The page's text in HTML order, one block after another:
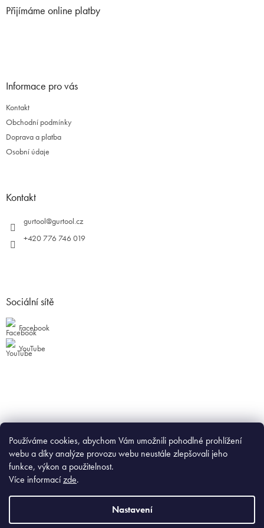
Používáme cookies, abychom Vám umožnili pohodlné prohlížení
webu a díky analýze provozu webu neustále zlepšovali jeho
funkce, výkon a použitelnost.
Více informacízde.
Nastavení
Přijímáme online platby
Informace pro vás
Kontakt
Obchodní podmínky
Doprava a platba
Osobní údaje
Kontakt
gurtool@gurtool.cz
+420 776 746 019
Sociální sítě
Facebook
YouTube